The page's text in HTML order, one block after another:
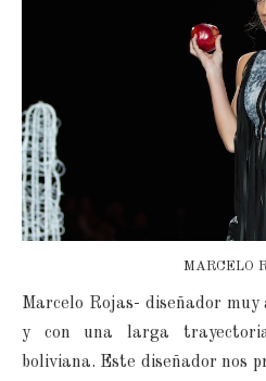
MARCELO
Marcelo Rojas- diseñador
y con una larga
boliviana. Este diseñador nos